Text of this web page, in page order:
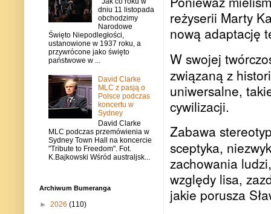
reżyserii Marty
nową adaptację
W swojej
związaną z
uniwersalne,
cywilizacji.
Zabawa
sceptyka,
zachowania
względy lisa,
jakie porusza
dniu 11 listopada
obchodzimy
Narodowe
Święto Niepodległości,
ustanowione w 1937 roku, a
przywrócone jako święto
państwowe w ...
David Clarke
MLC z pasją o
Polsce podczas
koncertu w
Sydney
David Clarke
MLC podczas przemówienia w
Sydney Town Hall na koncercie
"Tribute to Freedom". Fot.
K.Bajkowski Wśród australjsk...
Archiwum Bumeranga
► 2026 (110)